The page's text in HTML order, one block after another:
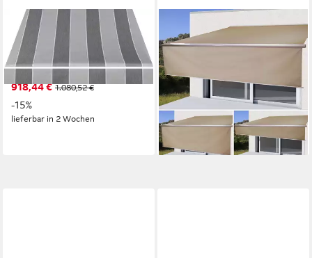
SPETTMANN
Halbkassettenmarkise SKY
FIX 300 cm Breite, 200 cm
Ausfall, Volant gewellt
918,44 € 1.080,52 €
-15%
lieferbar in 2 Wochen
Kassettenmarkise H124-4x3-
Leistungsstarker Dooya-
Markenmotor 205W
1.025,99 €
lieferbar - in 6-8 Werktagen bei dir